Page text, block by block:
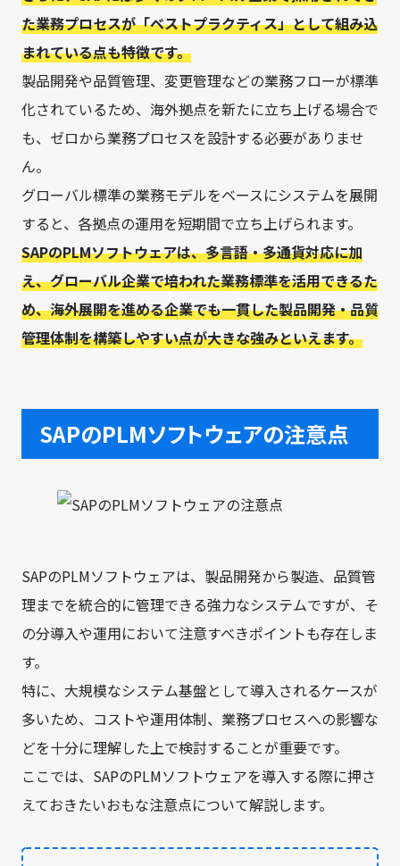
た業務プロセスが「ベストプラクティス」として組み込
まれている点も特徴です。
製品開発や品質管理、変更管理などの業務フローが標準
化されているため、海外拠点を新たに立ち上げる場合で
も、ゼロから業務プロセスを設計する必要がありませ
ん。
グローバル標準の業務モデルをベースにシステムを展開
すると、各拠点の運用を短期間で立ち上げられます。
SAPのPLMソフトウェアは、多言語・多通貨対応に加
え、グローバル企業で培われた業務標準を活用できるた
め、海外展開を進める企業でも一貫した製品開発・品質
管理体制を構築しやすい点が大きな強みといえます。
SAPのPLMソフトウェアの注意点
SAPのPLMソフトウェアは、製品開発から製造、品質管
理までを統合的に管理できる強力なシステムですが、そ
の分導入や運用において注意すべきポイントも存在しま
す。
特に、大規模なシステム基盤として導入されるケースが
多いため、コストや運用体制、業務プロセスへの影響な
どを十分に理解した上で検討することが重要です。
ここでは、SAPのPLMソフトウェアを導入する際に押さ
えておきたいおもな注意点について解説します。